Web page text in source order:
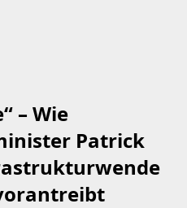
– Wie
Patrick